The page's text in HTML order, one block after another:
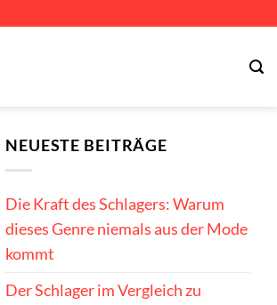
NEUESTE BEITRÄGE
Die Kraft des Schlagers: Warum
dieses Genre niemals aus der Mode
kommt
Der Schlager im Vergleich zu